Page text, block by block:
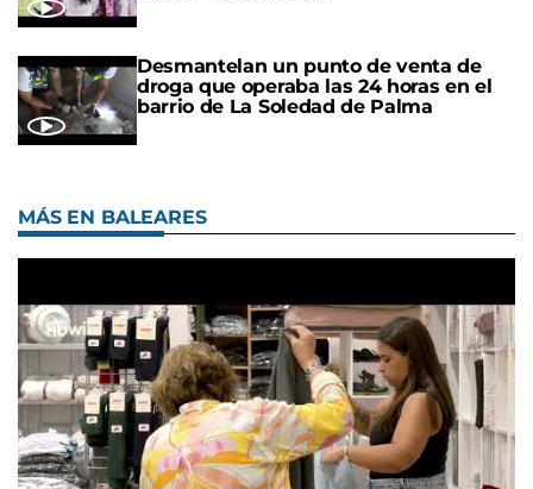
Desmantelan un punto de venta de
droga que operaba las 24 horas en el
barrio de La Soledad de Palma
MÁS EN BALEARES